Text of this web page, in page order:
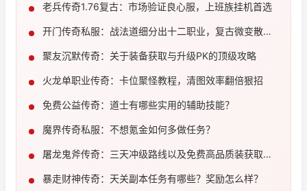
老兵传奇1.76复古：市场验证良心服，上班族挂机首选
开门传奇私服：战法道细分出十二职业，复古微变散人
聚友沉默传奇：关于装备获取与升级PK的顶级攻略
火龙单职业传奇：卡位聚怪教程，清图效率翻倍狠招
免费公益传奇：道士有哪些实用的辅助技能？
魔界传奇私服：不想氪金如何多做任务？
屠龙鬼斧传奇：三天冲级路线以及免费高品质装获取教
暴走财神传奇：天关副本任务有哪些？奖励怎么样？